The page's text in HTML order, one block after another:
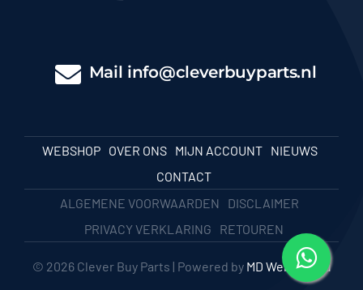
Mail info@cleverbuyparts.nl
WEBSHOP OVER ONS MIJN ACCOUNT
NIEUWS
CONTACT
ALGEMENE VOORWAARDEN
DISCLAIMER
PRIVACY VERKLARING
RETOUREN
© 2026 Clever Buy Parts | Powered by MD Webbureau